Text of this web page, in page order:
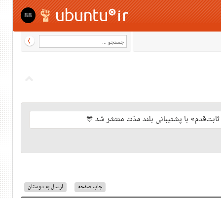
88
ارسال به دوستان چاپ صفحه